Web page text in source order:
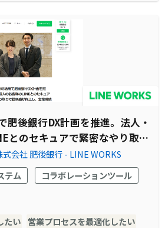
肥後銀行DX計画を推進。法人・
とのセキュアで緊密なやり取り
業成績アップに役立っていま
式会社 肥後銀行 - LINE WORKS
テム
コラボレーションツール
たい
営業プロセスを最適化したい